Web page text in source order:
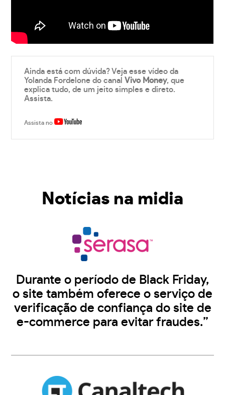
Ainda está com dúvida? Veja esse vídeo da
Yolanda Fordelone do canalVivo Money, que
explica tudo, de um jeito simples e direto.
Assista.
Assista no
Notícias na midia
Durante o período de Black Friday,
o site também oferece o serviço de
verificação de confiança do site de
e-commerce para evitar fraudes.”